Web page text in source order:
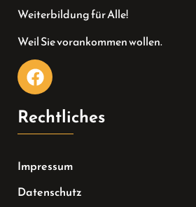
Weiterbildung für Alle!
Weil Sie vorankommen wollen.
Rechtliches
Impressum
Datenschutz